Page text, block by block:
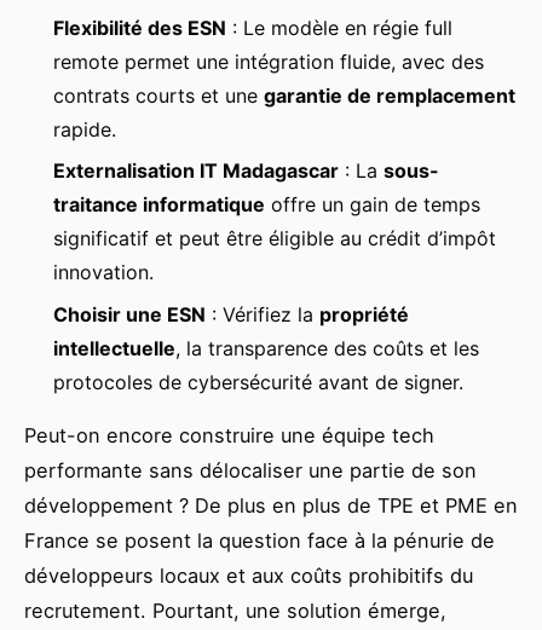
Flexibilité des ESN : Le modèle en régie full
remote permet une intégration fluide, avec des
contrats courts et une garantie de remplacement
rapide.
Externalisation IT Madagascar : La sous-
traitance informatique offre un gain de temps
significatif et peut être éligible au crédit d’impôt
innovation.
Choisir une ESN : Vérifiez la propriété
intellectuelle, la transparence des coûts et les
protocoles de cybersécurité avant de signer.
Peut-on encore construire une équipe tech
performante sans délocaliser une partie de son
développement ? De plus en plus de TPE et PME en
France se posent la question face à la pénurie de
développeurs locaux et aux coûts prohibitifs du
recrutement. Pourtant, une solution émerge,